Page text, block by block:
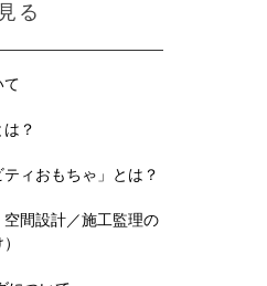
る
て
は？
ティおもちゃ」とは？
空間設計／施工監理の